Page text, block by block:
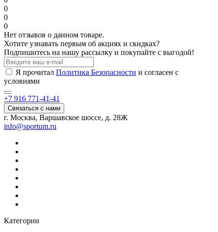
0
0
0
Нет отзывов о данном товаре.
Хотите узнавать первым об акциях и скидках?
Подпишитесь на нашу рассылку и покупайте с выгодой!
Я прочитал Политика Безопасности и согласен с
условиями
+7 916 771-41-41
Связаться с нами
г. Москва, Варшавское шоссе, д. 28Ж
info@sportum.ru
Категории